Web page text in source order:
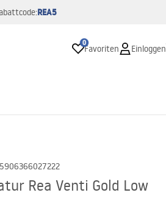
REA5
0
Favoriten Einloggen
5906366027222
Rea Venti Gold Low